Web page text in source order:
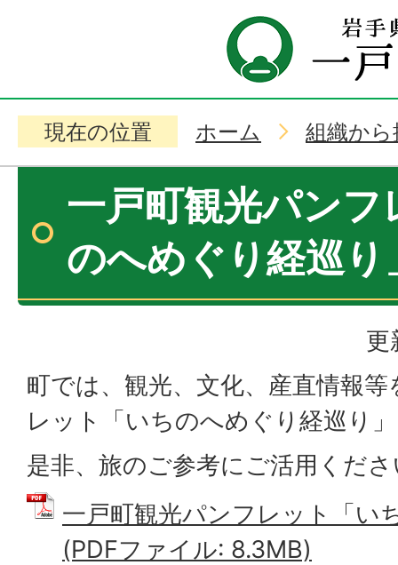
現在の位置 ホーム 組織か
一戸町観光パン
のへめぐり経巡り
更
町では、観光、文化、産直情報
レット「いちのへめぐり経巡り
是非、旅のご参考にご活用くだ
一戸町観光パンフレット「い
(PDFファイル: 8.3MB)